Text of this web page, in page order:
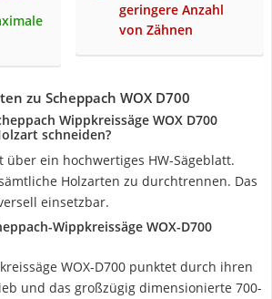
geringere Anzahl
von Zähnen
zu Scheppach WOX D700
Wippkreissäge WOX D700
schneiden?
über ein hochwertiges HW-Sägeblatt.
Holzarten zu durchtrennen. Das
einsetzbar.
Wippkreissäge WOX-D700
WOX-D700 punktet durch ihren
und das großzügig dimensionierte 700-